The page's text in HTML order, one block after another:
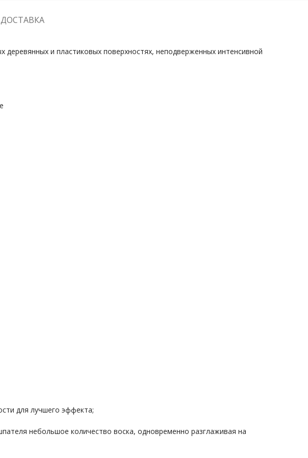
и пластиковых поверхностях, неподверженных интенсивной
для лучшего эффекта;
небольшое количество воска, одновременно разглаживая на